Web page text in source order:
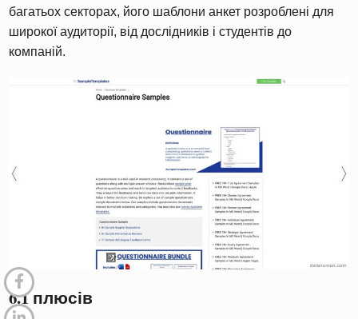
багатьох секторах, його шаблони анкет розроблені для
широкої аудиторії, від дослідників і студентів до
компаній.
6.1 плюсів